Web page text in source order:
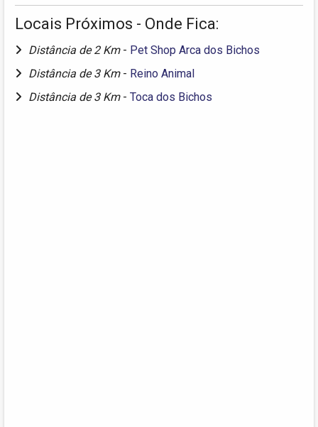
Locais Próximos - Onde Fica:
Distância de 2 Km - Pet Shop Arca dos Bichos
Distância de 3 Km - Reino Animal
Distância de 3 Km - Toca dos Bichos